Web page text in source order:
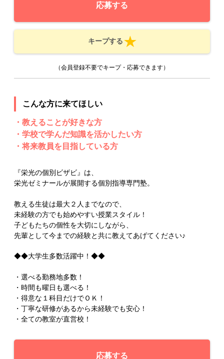
応募する
キープする
（会員登録不要でキープ・応募できます）
こんな方に来てほしい
・教えることが好きな方
・学校で学んだ知識を活かしたい方
・将来教員を目指している方
『栄光の個別ビザビ』は、
栄光ゼミナールが展開する個別指導専門塾。
教える生徒は最大２人までなので、
未経験の方でも始めやすい授業スタイル！
子どもたちの個性を大切にしながら、
先輩として今までの経験と共に教えてあげてください♪
◆◆大学生多数活躍中！◆◆
・選べる勤務地多数！
・時間も曜日も選べる！
・得意な１科目だけでＯＫ！
・丁寧な研修があるから未経験でも安心！
・全ての教室が直営校！
応募する